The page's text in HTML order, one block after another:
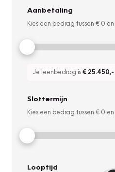
Aanbetaling
Kies een bedrag tussen € 0 en
Je leenbedrag is€ 25.450,-
Slottermijn
Kies een bedrag tussen € 0 en
Looptijd